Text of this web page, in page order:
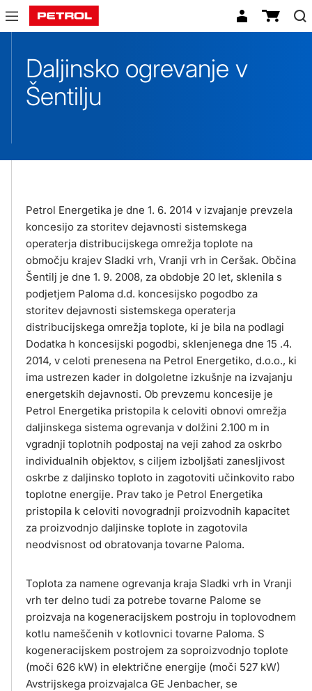
Šentilj
Daljinsko ogrevanje v
Šentilju
Petrol Energetika je dne 1. 6. 2014 v izvajanje prevzela
koncesijo za storitev dejavnosti sistemskega
operaterja distribucijskega omrežja toplote na
območju krajev Sladki vrh, Vranji vrh in Ceršak. Občina
Šentilj je dne 1. 9. 2008, za obdobje 20 let, sklenila s
podjetjem Paloma d.d. koncesijsko pogodbo za
storitev dejavnosti sistemskega operaterja
distribucijskega omrežja toplote, ki je bila na podlagi
Dodatka h koncesijski pogodbi, sklenjenega dne 15 .4.
2014, v celoti prenesena na Petrol Energetiko, d.o.o., ki
ima ustrezen kader in dolgoletne izkušnje na izvajanju
energetskih dejavnosti. Ob prevzemu koncesije je
Petrol Energetika pristopila k celoviti obnovi omrežja
daljinskega sistema ogrevanja v dolžini 2.100 m in
vgradnji toplotnih podpostaj na veji zahod za oskrbo
individualnih objektov, s ciljem izboljšati zanesljivost
oskrbe z daljinsko toploto in zagotoviti učinkovito rabo
toplotne energije. Prav tako je Petrol Energetika
pristopila k celoviti novogradnji proizvodnih kapacitet
za proizvodnjo daljinske toplote in zagotovila
neodvisnost od obratovanja tovarne Paloma.
Toplota za namene ogrevanja kraja Sladki vrh in Vranji
vrh ter delno tudi za potrebe tovarne Palome se
proizvaja na kogeneracijskem postroju in toplovodnem
kotlu nameščenih v kotlovnici tovarne Paloma. S
kogeneracijskem postrojem za soproizvodnjo toplote
(moči 626 kW) in električne energije (moči 527 kW)
Avstrijskega proizvajalca GE Jenbacher, se